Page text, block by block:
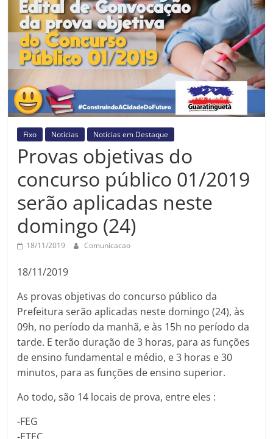
Prefeitura
Estância
Turística
Guaratinguetá
Fixo Notícias Notícias em Destaque
Provas objetivas do
concurso público 01/2019
serão aplicadas neste
domingo (24)
18/11/2019 Comunicacao
18/11/2019
As provas objetivas do concurso público da
Prefeitura serão aplicadas neste domingo (24), às
09h, no período da manhã, e às 15h no período da
tarde. E terão duração de 3 horas, para as funções
de ensino fundamental e médio, e 3 horas e 30
minutos, para as funções de ensino superior.
Ao todo, são 14 locais de prova, entre eles :
-FEG